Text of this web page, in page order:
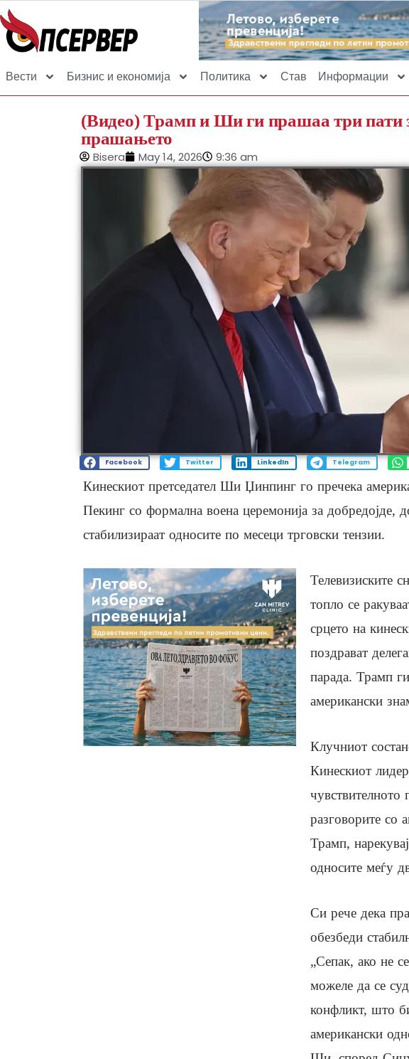
Вести Бизнис и економија Политика Став Информации
(Видео) Трамп и Ши ги прашаа три пати
прашањето
Bisera May 14, 2026 9:36 am
Facebook Twitter LinkedIn Telegram
Кинескиот претседател Ши Џинпинг го пречека
Пекинг со формална воена церемонија за добредојде,
стабилизираат односите по месеци трговски тензии.
Телевизиските
топло се
срцето на
поздрават
парада. Трамп
американски
Клучниот
Кинескиот
чувствителното
разговорите со
Трамп,
односите меѓу
Си рече дека
обезбеди
„Сепак, ако не
можеле да се
конфликт, што
американски